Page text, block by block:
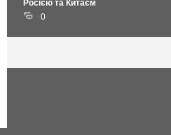
Росією та Китаєм
0